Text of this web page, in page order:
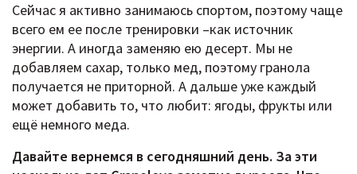
Сейчас я активно занимаюсь спортом, поэтому чаще
всего ем ее после тренировки –как источник
энергии. А иногда заменяю ею десерт. Мы не
добавляем сахар, только мед, поэтому гранола
получается не приторной. А дальше уже каждый
может добавить то, что любит: ягоды, фрукты или
ещё немного меда.
Давайте вернемся в сегодняшний день. За эти